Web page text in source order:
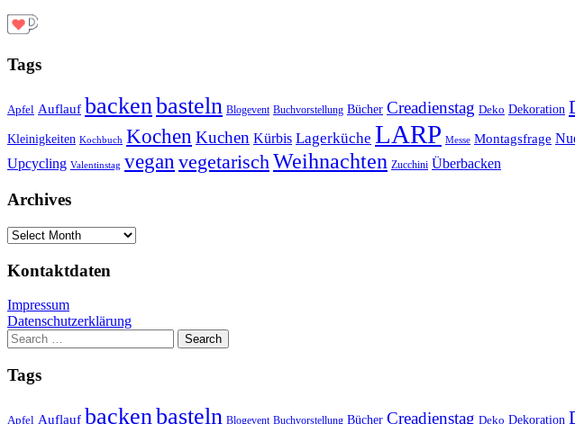
Tags
Apfel Auflauf backenbasteln Blogevent Buchvorstellung Bücher Creadienstag Deko Dekoration
Kleinigkeiten Kochbuch Kochen Kuchen Kürbis Lagerküche LARP Messe Montagsfrage
Upcycling Valentinstag vegan vegetarisch Weihnachten Zucchini Überbacken
Archives
Archives
Kontaktdaten
Impressum
Datenschutzerklärung
Search
for:
Tags
Apfel Auflauf backenbasteln Blogevent Buchvorstellung Bücher Creadienstag Deko Dekoration